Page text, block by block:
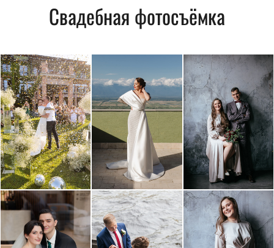
Свадебная фотосъёмка